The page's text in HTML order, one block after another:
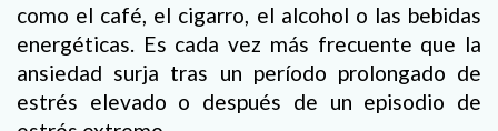
como el café, el cigarro, el alcohol o las bebidas
energéticas. Es cada vez más frecuente que la
ansiedad surja tras un período prolongado de
estrés elevado o después de un episodio de